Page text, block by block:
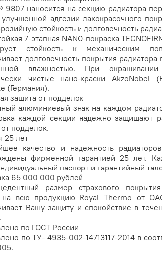
9807 наносится на секцию радиатора
улучшенной адгезии лакокрасочного
стойкость и долговечность
7-этапная NANO-покраска
стойкость к механическим
долговечность покрытия
влажностью. При окрашивании
чистые нано-краски AkzoNobel
(Германия).
защита от подделок
алюминиевый знак на каждом
каждой секции надежно защищают
подделок.
25 лет
качество и надежность
фирменной гарантией 25 лет.
паспорт и гарантийный
65 000 000 рублей
размер страхового
на всю продукцию Royal Thermo от
Вашу защиту и спокойствие в
по ГОСТ России
по ТУ- 4935-002-14713117-2014 в